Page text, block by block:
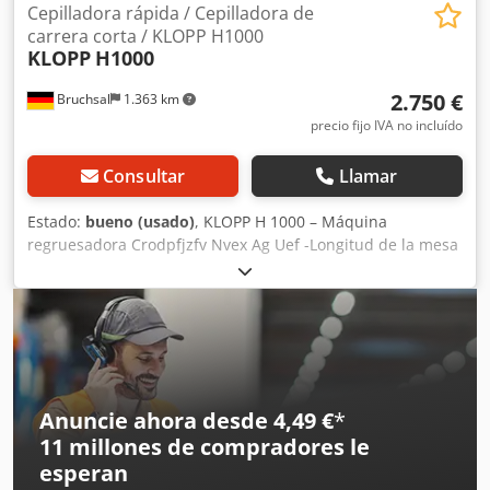
Bruchsal 1.363 km
Cepilladora rápida / Cepilladora de
carrera corta / KLOPP H1000
KLOPP H1000
2.750 €
precio fijo IVA no incluído
Consultar Llamar
Estado: bueno (usado), KLOPP H 1000 – Máquina
regruesadora Crodpfjzfv Nvex Ag Uef -Longitud de la mesa
de regruesado: aproximadamente 1000 mm -Ancho de la
mesa de regruesado: aproximadamente 750 mm -
Alimentación automática -Ampliación de la mesa de
trabajo Dimensiones: Largo x Ancho x Alto: 3,4 x 1,5 x 1,7
metros / Peso: 3800 kg Salvo errores u omisiones.
Anuncie ahora desde 4,49 €*
11 millones de compradores le
esperan